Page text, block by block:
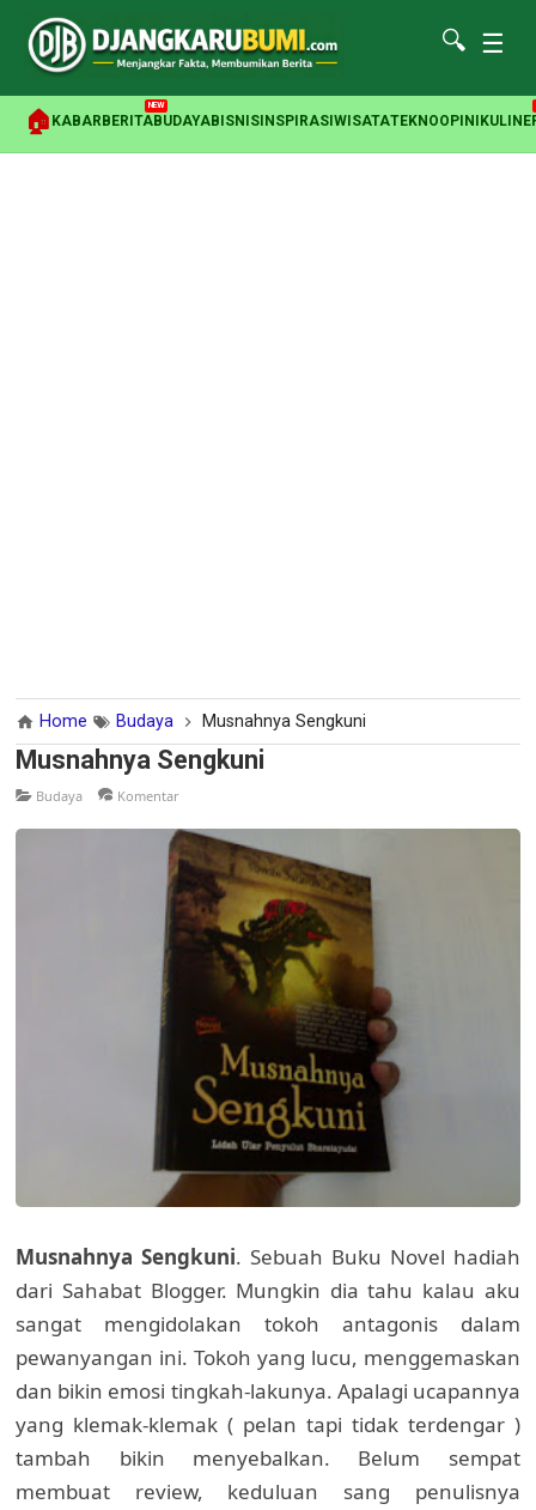
🔍 ☰
🏠 KABAR BERITA
NEW
BUDAYABISNIS INSPIRASI WISATATEKNOOPINI
Home Budaya Musnahnya Sengkuni
Musnahnya Sengkuni
Budaya Komentar
Musnahnya Sengkuni. Sebuah Buku Novel hadiah
dari Sahabat Blogger. Mungkin dia tahu kalau aku
sangat mengidolakan tokoh antagonis dalam
pewanyangan ini. Tokoh yang lucu, menggemaskan
dan bikin emosi tingkah-lakunya. Apalagi ucapannya
yang klemak-klemak ( pelan tapi tidak terdengar )
tambah bikin menyebalkan. Belum sempat
membuat review, keduluan sang penulisnya